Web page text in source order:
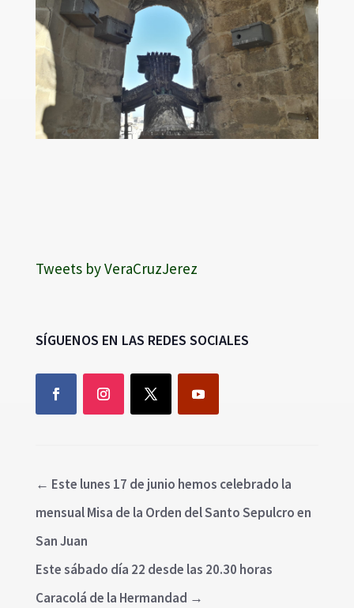
Tweets by VeraCruzJerez
SÍGUENOS EN LAS REDES SOCIALES
← Este lunes 17 de junio hemos celebrado la
mensual Misa de la Orden del Santo Sepulcro en
San Juan
Este sábado día 22 desde las 20.30 horas
Caracolá de la Hermandad →